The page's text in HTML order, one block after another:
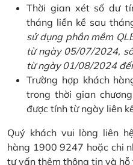
Thời gian xét số dư
tháng liền kề sau
sử dụng phần mềm
từ ngày 05/07/2024,
từ ngày 01/08/2024
Trường hợp khách
trong thời gian
được tính từ ngày liên
Quý khách vui lòng liên
hàng 1900 9247 hoặc chi
tư vấn thêm thông tin và hỗ